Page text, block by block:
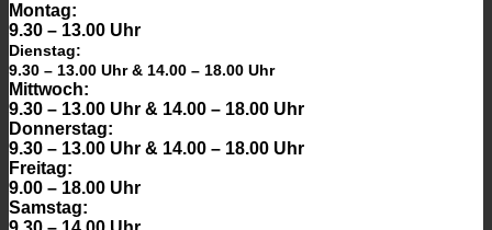
Montag:
9.30 – 13.00 Uhr
Dienstag:
9.30 – 13.00 Uhr & 14.00 – 18.00 Uhr
Mittwoch:
9.30 – 13.00 Uhr & 14.00 – 18.00 Uhr
Donnerstag:
9.30 – 13.00 Uhr & 14.00 – 18.00 Uhr
Freitag:
9.00 – 18.00 Uhr
Samstag: